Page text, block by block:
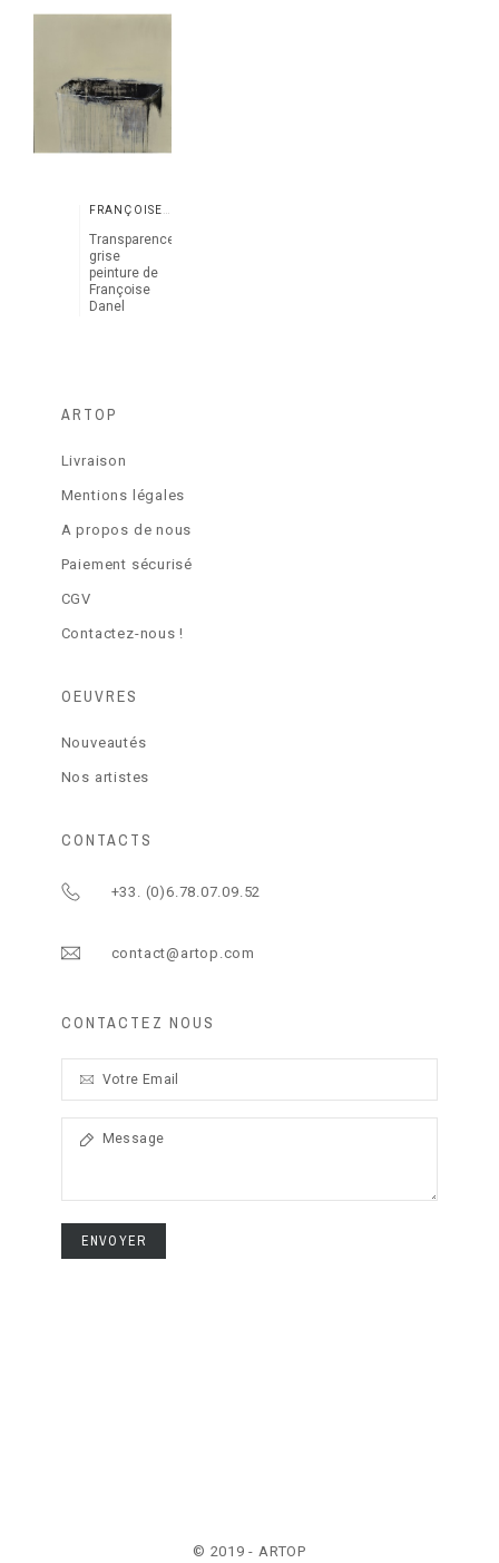
Transparence
grise
peinture de
Françoise
Danel
ARTOP
Livraison
Mentions légales
A propos de nous
Paiement sécurisé
CGV
Contactez-nous !
OEUVRES
Nouveautés
Nos artistes
CONTACTS
+33. (0)6.78.07.09.52
contact@artop.com
CONTACTEZ NOUS
ENVOYER
© 2019 - ARTOP